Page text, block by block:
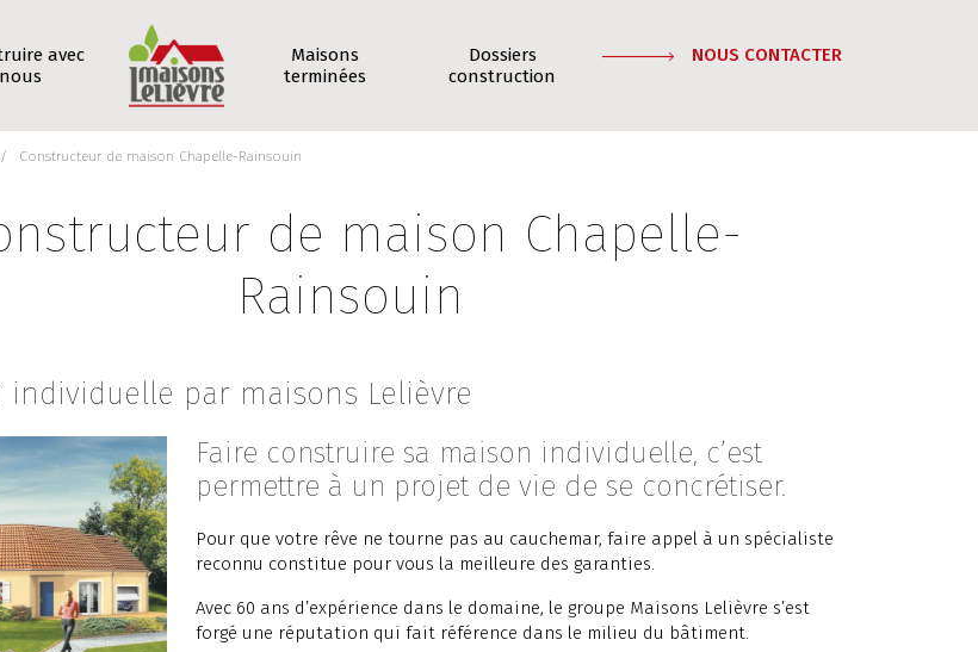
avec
nous
Maisons
terminées
Dossiers
construction
NOUS CONTACTER
Constructeur de maison Chapelle-Rainsouin
de maison Chapelle-
Rainsouin
individuelle par maisons Lelièvre
Faire construire sa maison individuelle, c’est
permettre à un projet de vie de se concrétiser.
Pour que votre rêve ne tourne pas au cauchemar, faire appel à un spécialiste
reconnu constitue pour vous la meilleure des garanties.
Avec 60 ans d’expérience dans le domaine, le groupe Maisons Lelièvre s’est
forgé une réputation qui fait référence dans le milieu du bâtiment.